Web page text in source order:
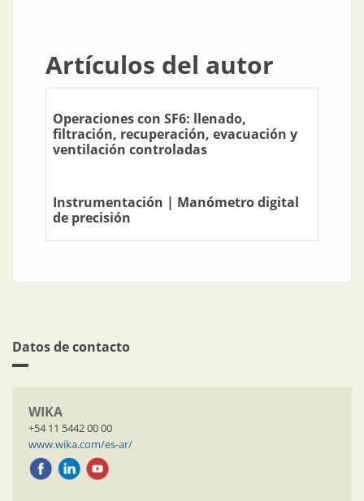
Artículos del autor
Operaciones con SF6: llenado,
filtración, recuperación, evacuación y
ventilación controladas
Instrumentación | Manómetro digital
de precisión
Datos de contacto
WIKA
+54 11 5442 00 00
www.wika.com/es-ar/